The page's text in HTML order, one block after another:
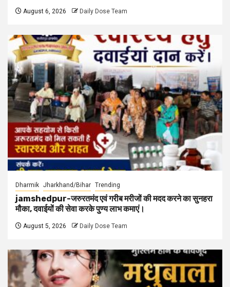
August 6, 2026 Daily Dose Team
Dharmik Jharkhand/Bihar Trending
jamshedpur-जरुरतमंद एवं गरीब मरीजों की मदद करने का सुनहरा
मौका, दवाईयों की सेवा करके पुण्य लाभ कमाएं।
August 5, 2026 Daily Dose Team